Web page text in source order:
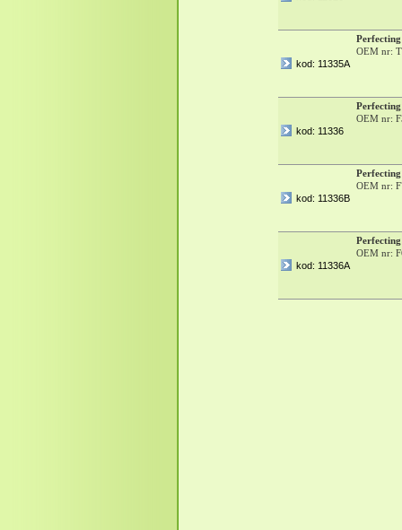
kod: 11335A
Perfecting
OEM nr:
kod: 11336
Perfecting
OEM nr:
kod: 11336B
Perfecting
OEM nr:
kod: 11336A
Perfecting
OEM nr: